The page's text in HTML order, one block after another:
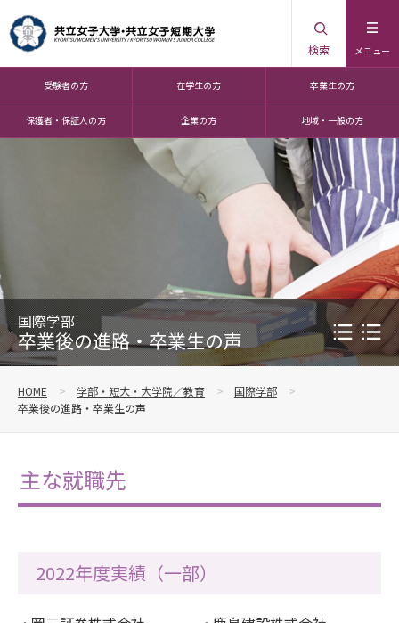
メニュー
検索
受験者の方 在学生の方 卒業生の方
保護者・保証人の方 企業の方 地域・一般の方
国際学部
卒業後の進路・卒業生の声
HOME 学部・短大・大学院／教育
国際学部
卒業後の進路・卒業生の声
主な就職先
2022年度実績（一部）